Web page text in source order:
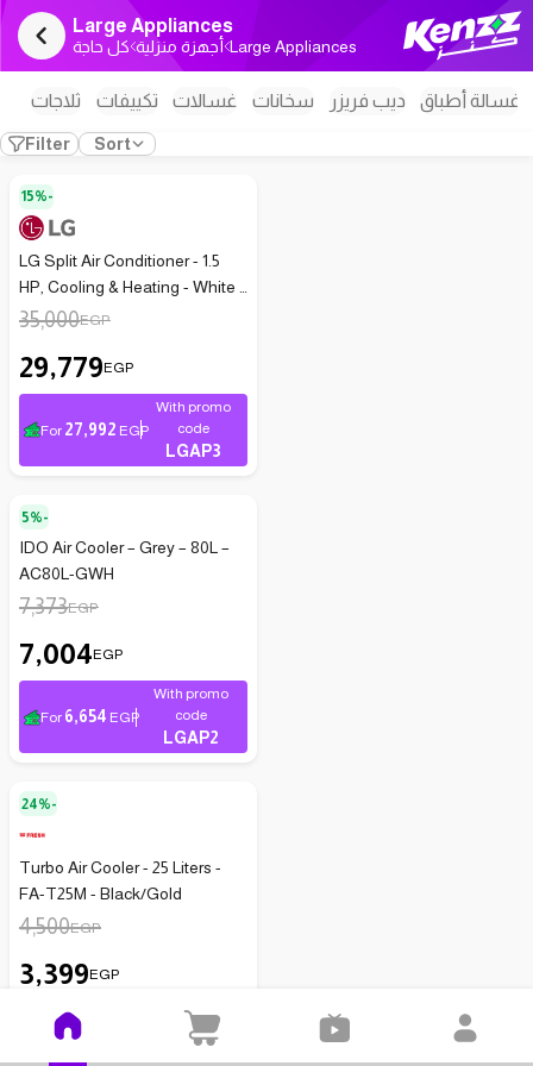
Large Appliances
كل حاجة أجهزة منزلية Large Appliances
ثلاجات تكييفات غسالات سخانات ديب فريزر غسالة أطباق
Filter Sort
15%-
LG Split Air Conditioner - 1.5
HP, Cooling & Heating - White -
S4-W12JA3AE
35,000EGP
29,779EGP
For 27,992 EGP
With promo
code
LGAP3
5%-
IDO Air Cooler – Grey – 80L –
AC80L-GWH
7,373EGP
7,004EGP
For 6,654 EGP
With promo
code
LGAP2
24%-
Turbo Air Cooler - 25 Liters -
FA-T25M - Black/Gold
4,500EGP
3,399EGP
For3,229
With promo
code
LGAP1